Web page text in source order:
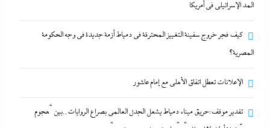
عصام رمضان يسطر: وسام احترام لمحافظ البنك
المركزى المصري
12 ديسمبر، 2024
بعد ممدانى، عبد الرحمن السيد يرعبهم: إيباك الصهيونية
تنفق ملايين الدولارات لإنقاذ المد الإسرائيلي في أمريكا
12 ديسمبر، 2024
المد الإسرائيلي في أمريكا
كيف فجر خروج سفينة التغييز المحترقة في دمياط أزمة جديدة في وجه الحكومة
المصرية؟
الإعلانات تعطل اتفاق الأهلى مع إمام عاشور
تقدير موقف:حريق ميناء دمياط يشعل الجدل العالمي بصراع الروايات..بين “هجوم